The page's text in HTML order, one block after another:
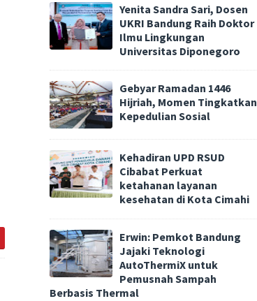
Yenita Sandra Sari, Dosen
UKRI Bandung Raih Doktor
Ilmu Lingkungan
Universitas Diponegoro
Gebyar Ramadan 1446
Hijriah, Momen Tingkatkan
Kepedulian Sosial
Kehadiran UPD RSUD
Cibabat Perkuat
ketahanan layanan
kesehatan di Kota Cimahi
Erwin: Pemkot Bandung
Jajaki Teknologi
AutoThermiX untuk
Pemusnah Sampah
Berbasis Thermal